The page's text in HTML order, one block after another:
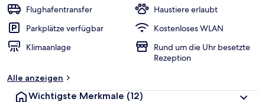
Flughafentransfer
Haustiere erlaubt
Parkplätze verfügbar
Kostenloses WLAN
Klimaanlage
Rund um die Uhr besetzte
Rezeption
Alle anzeigen
Wichtigste Merkmale (12)